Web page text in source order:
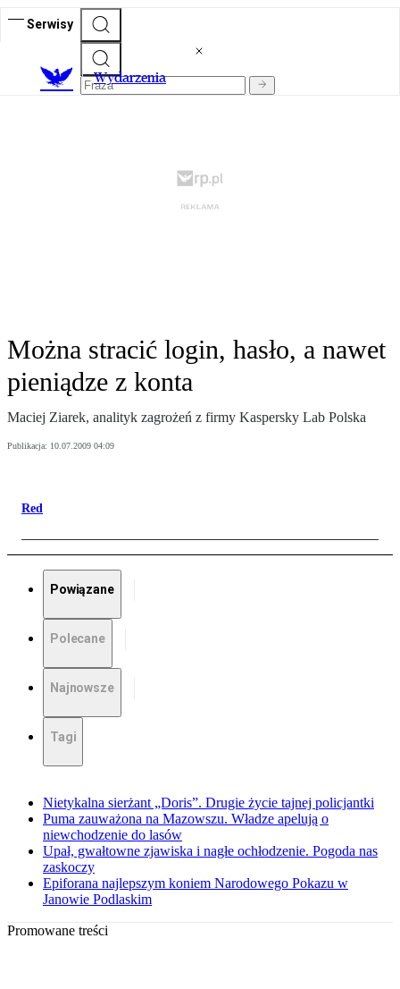
Serwisy
Wydarzenia
Można stracić login, hasło, a nawet
pieniądze z konta
Maciej Ziarek, analityk zagrożeń z firmy Kaspersky Lab Polska
Publikacja: 10.07.2009 04:09
Red
Powiązane
Polecane
Najnowsze
Tagi
Nietykalna sierżant „Doris”. Drugie życie tajnej policjantki
Puma zauważona na Mazowszu. Władze apelują o
niewchodzenie do lasów
Upał, gwałtowne zjawiska i nagłe ochłodzenie. Pogoda nas
zaskoczy
Epiforana najlepszym koniem Narodowego Pokazu w
Janowie Podlaskim
Promowane treści